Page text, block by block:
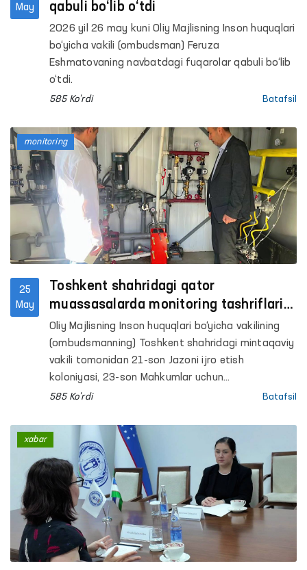
May
qabuli bo‘lib o‘tdi
2026 yil 26 may kuni Oliy Majlisning Inson huquqlari
bo‘yicha vakili (ombudsman) Feruza
Eshmatovaning navbatdagi fuqarolar qabuli bo‘lib
o‘tdi.
585 Ko'rdi Batafsil
25
May
Toshkent shahridagi qator
muassasalarda monitoring tashriflari
amalga oshirildi
Oliy Majlisning Inson huquqlari bo‘yicha vakilining
(ombudsmanning) Toshkent shahridagi mintaqaviy
vakili tomonidan 21-son Jazoni ijro etish
koloniyasi, 23-son Mahkumlar uchun
ixtisoslashgan kasalxona, 51-son Manzil-koloniya
“Muruvvat” nogironligi bo‘lgan bolalar uchun
internat uylari, Toshkent shahar majburiy davolash
narkologiya shifoxonasi, Respublika kuzatuv
kuchaytirilgan ruhiy kasalliklar va Ruhiy kasalliklar
klinik shifoxonalariga monitoring tashriflari
amalga oshirildi.
585 Ko'rdi Batafsil
monitoring
xabar